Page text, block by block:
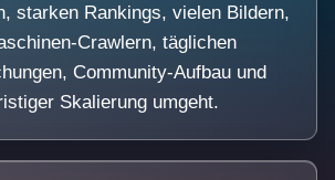
starken Rankings, vielen Bildern,
Crawlern, täglichen
Community-Aufbau und
Skalierung umgeht.